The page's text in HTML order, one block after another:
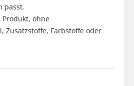
passt.
Produkt, ohne
Zusatzstoffe, Farbstoffe oder